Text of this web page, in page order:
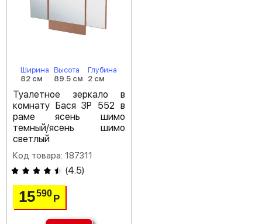
Ширина
82 см
Высота
89.5 см
Глубина
2 см
Туалетное зеркало в
комнату Бася ЗР 552 в
раме ясень шимо
темный/ясень шимо
светлый
Код товара: 187311
(4.5)
15590Р